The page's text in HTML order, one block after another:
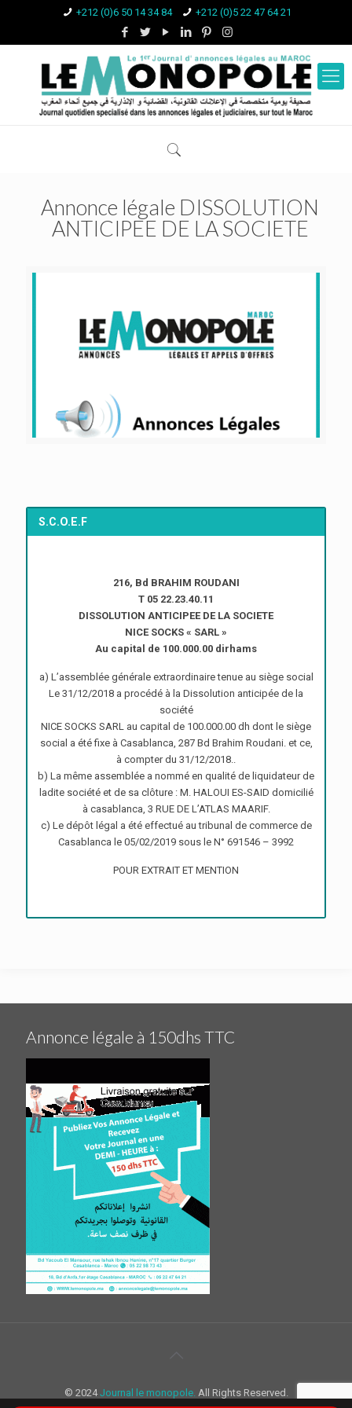
+212 (0)6 50 14 34 84 +212 (0)5 22 47 64 21
Annonce légale DISSOLUTION
ANTICIPEE DE LA SOCIETE
S.C.O.E.F
216, Bd BRAHIM ROUDANI
T 05 22.23.40.11
DISSOLUTION ANTICIPEE DE LA SOCIETE
NICE SOCKS « SARL »
Au capital de 100.000.00 dirhams
a) L’assemblée générale extraordinaire tenue au siège social
Le 31/12/2018 a procédé à la Dissolution anticipée de la
société
NICE SOCKS SARL au capital de 100.000.00 dh dont le siège
social a été fixe à Casablanca, 287 Bd Brahim Roudani. et ce,
à compter du 31/12/2018..
b) La même assemblée a nommé en qualité de liquidateur de
ladite société et de sa clôture : M. HALOUI ES-SAID domicilié
à casablanca, 3 RUE DE L’ATLAS MAARIF.
c) Le dépôt légal a été effectué au tribunal de commerce de
Casablanca le 05/02/2019 sous le N° 691546 – 3992
POUR EXTRAIT ET MENTION
Annonce légale à 150dhs TTC
© 2024Journal le monopole. All Rights Reserved.